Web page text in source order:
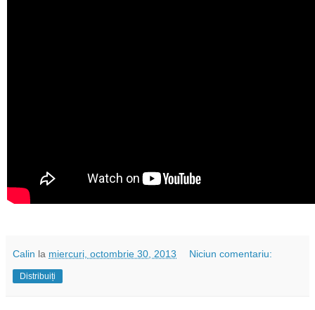
Calin la miercuri, octombrie 30, 2013 Niciun comentariu:
Distribuiți